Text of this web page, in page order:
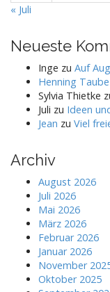
« Juli
Neueste
Inge zu Auf
Henning Taube
Sylvia Thietke
Juli zu Ideen
Jean zu Viel
Archiv
August 2026
Juli 2026
Mai 2026
März 2026
Februar 2026
Januar 2026
November
Oktober 2025